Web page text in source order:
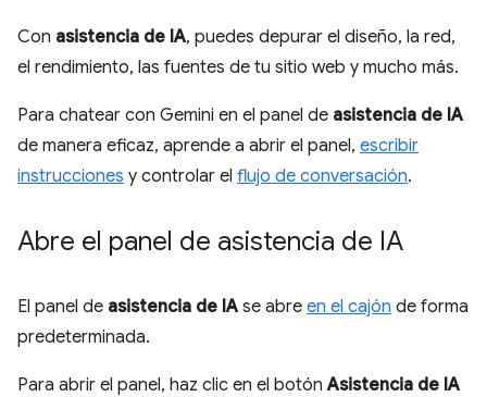
Con asistencia de IA, puedes depurar el diseño, la red,
el rendimiento, las fuentes de tu sitio web y mucho más.
Para chatear con Gemini en el panel de asistencia de IA
de manera eficaz, aprende a abrir el panel, escribir
instrucciones y controlar el flujo de conversación.
Abre el panel de asistencia de IA
El panel de asistencia de IA se abre en el cajón de forma
predeterminada.
Para abrir el panel, haz clic en el botónAsistencia de IA